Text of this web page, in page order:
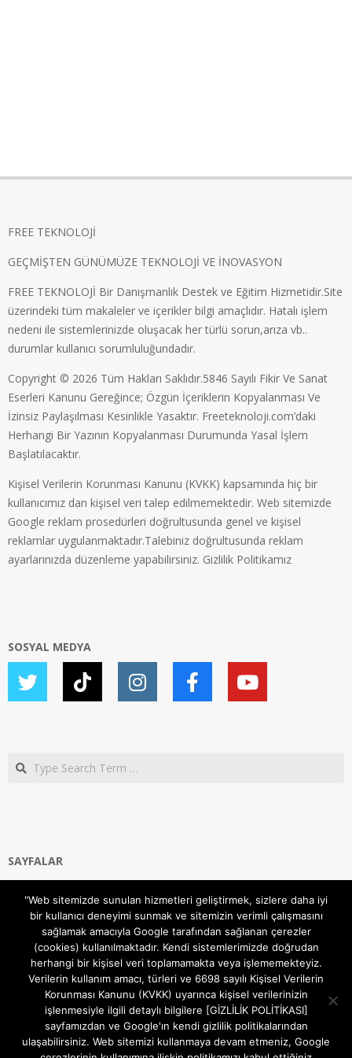
FREE TEKNOLOJİ
GEÇMİŞTEN GÜNÜMÜZE TEKNOLOJİ VE İNOVASYON
FREE TEKNOLOJİ Bir Danışmanlık Destek ve Eğitim Hizmetidir.Site
üzerindeki tüm makaleler ve içerikler bilgi amaçlıdır. Hatalı işlem
nedeni ile sistemlerinizde oluşacak her türlü sorun,arıza vb..
durumlar kullanıcı sorumluluğundadır.
Copyright © 2026 Tüm Hakları Saklıdır.5846 Sayılı Fikir Ve Sanat
Eserleri Kanunu Gereğince; Özgün İçeriklerin Kopyalanması Ve
İzinsiz Paylaşılması Kesinlikle Yasaktır. Freeteknoloji.com’daki
Herhangi Bir Yazının Kopyalanması Durumunda Yasal İşlem
Başlatılacaktır.
Kişisel Verilerin Korunması Kanunu (KVKK) kapsamında hiç bir
kullanıcımız dan kişisel veri talep edilmemektedir. Web sitemizde
Google reklam prosedürleri doğrultusunda genel ve kişisel
reklamlar uygulanmaktadır.Talebiniz doğrultusunda reklam
ayarlarınızda düzenleme yapabilirsiniz. Gizlilik Politikamız
SOSYAL MEDYA
Search
SAYFALAR
Gizlilik ve Çerezler (Cookies) Politikası
Hakkımızda
İletişim Kanalları
MODEM KURULUM
TEKNİK DESTEK
TELEVİZYON SİSTEMLERİ
"Web sitemizde sunulan hizmetleri geliştirmek, sizlere daha iyi
bir kullanıcı deneyimi sunmak ve sitemizin verimli çalışmasını
sağlamak amacıyla Google tarafından sağlanan çerezler
(cookies) kullanılmaktadır. Kendi sistemlerimizde doğrudan
herhangi bir kişisel veri toplamamakta veya işlememekteyiz.
Verilerin kullanım amacı, türleri ve 6698 sayılı Kişisel Verilerin
Korunması Kanunu (KVKK) uyarınca kişisel verilerinizin
işlenmesiyle ilgili detaylı bilgilere [GİZLİLİK POLİTİKASI]
sayfamızdan ve Google'ın kendi gizlilik politikalarından
ulaşabilirsiniz. Web sitemizi kullanmaya devam etmeniz, Google